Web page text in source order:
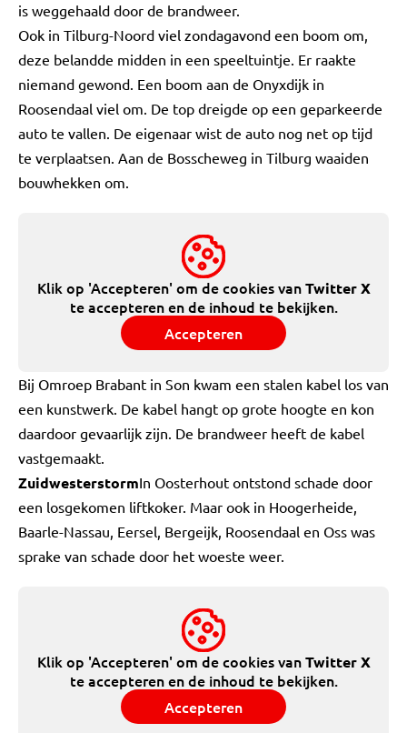
is weggehaald door de brandweer.
Ook in Tilburg-Noord viel zondagavond een boom om,
deze belandde midden in een speeltuintje. Er raakte
niemand gewond. Een boom aan de Onyxdijk in
Roosendaal viel om. De top dreigde op een geparkeerde
auto te vallen. De eigenaar wist de auto nog net op tijd
te verplaatsen. Aan de Bosscheweg in Tilburg waaiden
bouwhekken om.
Klik op 'Accepteren' om de cookies vanTwitter X
te accepteren en de inhoud te bekijken.
Accepteren
Bij Omroep Brabant in Son kwam een stalen kabel los van
een kunstwerk. De kabel hangt op grote hoogte en kon
daardoor gevaarlijk zijn. De brandweer heeft de kabel
vastgemaakt.
ZuidwesterstormIn Oosterhout ontstond schade door
een losgekomen liftkoker. Maar ook in Hoogerheide,
Baarle-Nassau, Eersel, Bergeijk, Roosendaal en Oss was
sprake van schade door het woeste weer.
Klik op 'Accepteren' om de cookies vanTwitter X
te accepteren en de inhoud te bekijken.
Accepteren